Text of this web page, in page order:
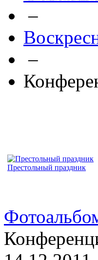
–
–
Престольный праздник